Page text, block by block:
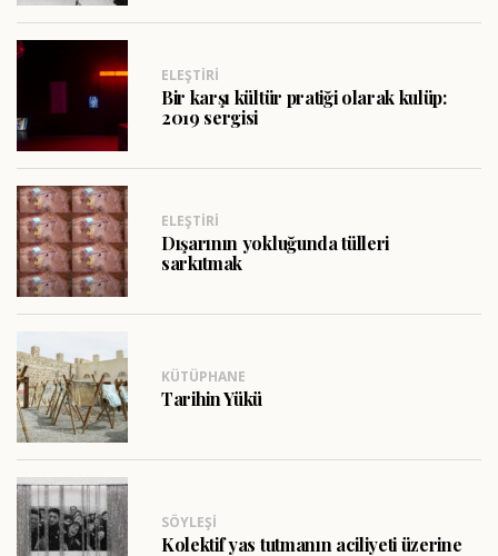
ELEŞTIRI
Bir karşı kültür pratiği olarak kulüp:
2019 sergisi
ELEŞTIRI
Dışarının yokluğunda tülleri
sarkıtmak
KÜTÜPHANE
Tarihin Yükü
SÖYLEŞI
Kolektif yas tutmanın aciliyeti üzerine